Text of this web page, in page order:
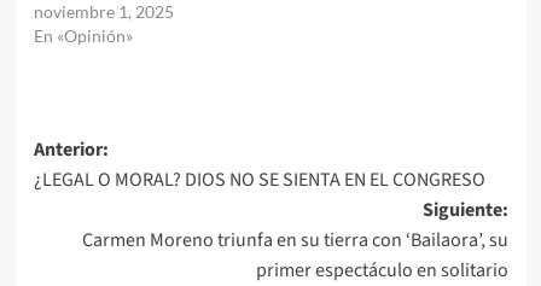
noviembre 1, 2025
En «Opinión»
Navegación
de
entradas
Anterior:
¿LEGAL O MORAL? DIOS NO SE SIENTA EN EL CONGRESO
Siguiente:
Carmen Moreno triunfa en su tierra con ‘Bailaora’, su
primer espectáculo en solitario